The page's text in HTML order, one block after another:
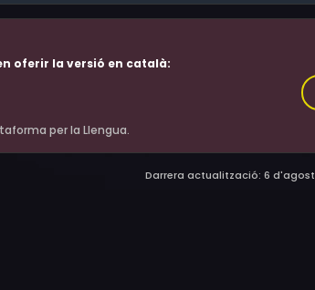
oferir la versió en català:
per la Llengua.
Darrera actualització: 6 d'agost